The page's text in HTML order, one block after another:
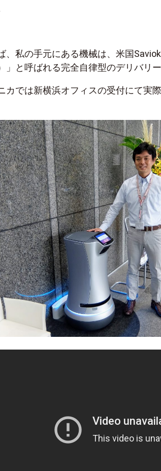
、私の手元にある機械は、 米国
」と呼ばれる完全自律型のデリバリ
カでは新横浜オフィスの受付にて実